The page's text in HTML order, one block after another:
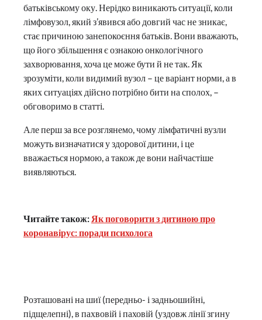
батьківському оку. Нерідко виникають ситуації, коли
лімфовузол, який з’явився або довгий час не зникає,
стає причиною занепокоєння батьків. Вони вважають,
що його збільшення є ознакою онкологічного
захворювання, хоча це може бути й не так. Як
зрозуміти, коли видимий вузол – це варіант норми, а в
яких ситуаціях дійсно потрібно бити на сполох, –
обговоримо в статті.
Але перш за все розглянемо, чому лімфатичні вузли
можуть визначатися у здорової дитини, і це
вважається нормою, а також де вони найчастіше
виявляються.
Читайте також: Як поговорити з дитиною про
коронавірус: поради психолога
Розташовані на шиї (передньо- і задньошийні,
підщелепні), в пахвовій і паховій (уздовж лінії згину